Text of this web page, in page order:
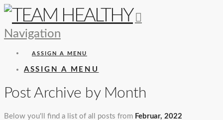
Navigation
ASSIGN A MENU
ASSIGN A MENU
Post Archive by Month
Below you'll find a list of all posts from Februar, 2022